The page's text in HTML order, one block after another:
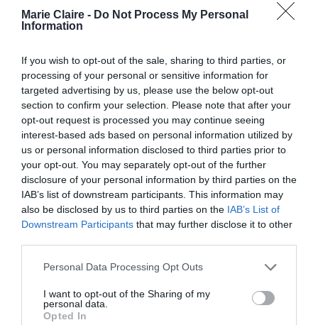
Marie Claire - Do Not Process My Personal
Information
If you wish to opt-out of the sale, sharing to third parties, or
processing of your personal or sensitive information for
targeted advertising by us, please use the below opt-out
section to confirm your selection. Please note that after your
opt-out request is processed you may continue seeing
interest-based ads based on personal information utilized by
us or personal information disclosed to third parties prior to
your opt-out. You may separately opt-out of the further
disclosure of your personal information by third parties on the
IAB’s list of downstream participants. This information may
also be disclosed by us to third parties on the IAB’s List of
Downstream Participants that may further disclose it to other
Personal Data Processing Opt Outs
I want to opt-out of the Sharing of my
personal data.
Opted In
Rosie επέλεξε να φορέσει ένα κομψό μεταξωτό
πουκάμισο Michael Lo Sordo (με πολλά κουμπιά
ανοιχτά για να προσθέσει την χαλαρή αίσθηση)
και το συνδύασε με ένα chunky κολιέ από χρυσή
αλυσίδα. Μάζεψε τα μαλλιά της σε ένα messy
bun και απέφυγε εντελώς το μακιγιάζ.
https://www.instagram.com/p/B-LAyYEn4Wg/
Αν λοιπόν ψάχνεις κι εσύ κάτι λίγο πιο έξυπνο
από ένα hoodie για να φορέσεις στο σπίτι (αλλά
κάτι εξίσου άνετο), τότε ένα μεταξωτό
πουκάμισο τύπου pajama όπως της Rosie είναι η
τέλεια επιλογή. Plus: είναι κατάλληλο για όλα:
από επαγγελματικά zoom calls μέχρι
διαδικτυακά ποτά με τους φίλους σου.